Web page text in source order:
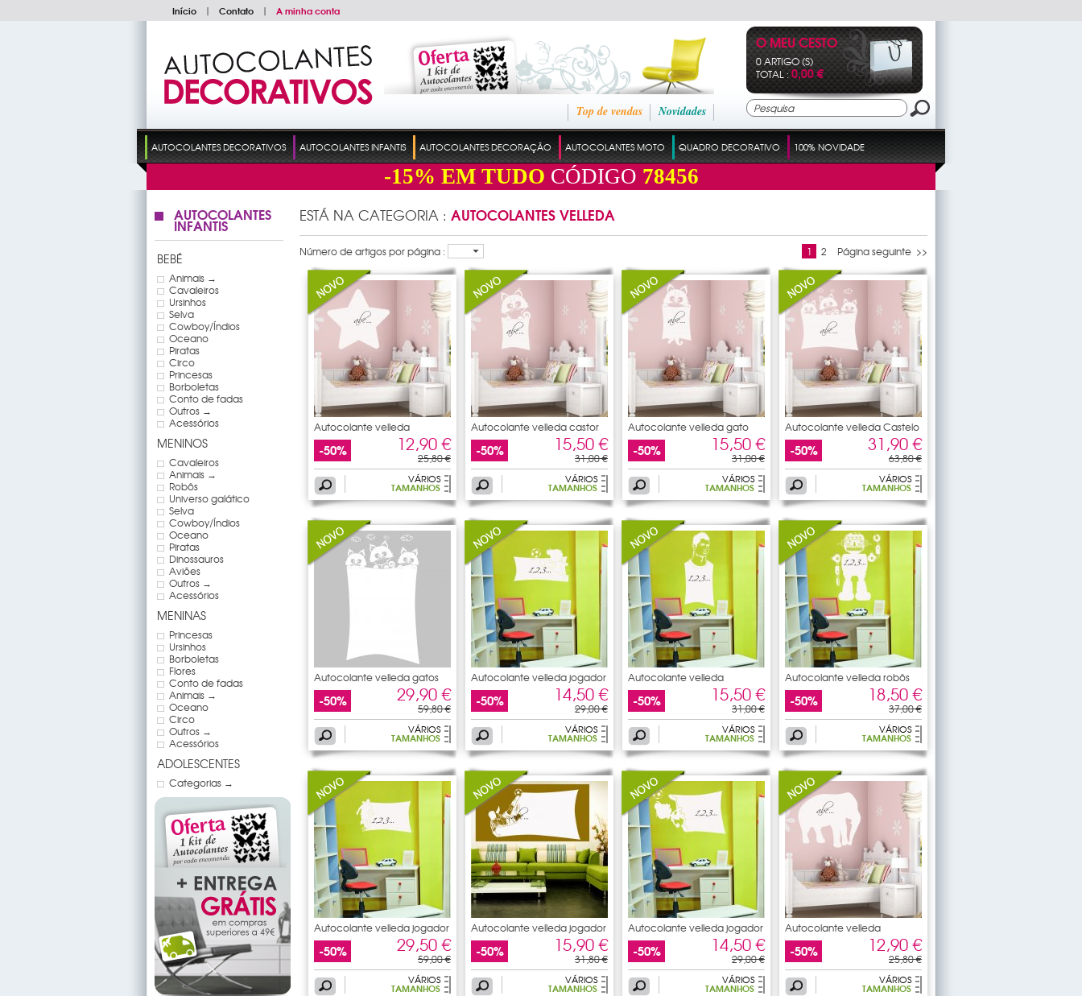
Início | Contato | A minha conta
Novidades
Top de vendas
O MEU CESTO
0 ARTIGO (S)
TOTAL :0,00 €
AUTOCOLANTES DECORATIVOS AUTOCOLANTES INFANTIS AUTOCOLANTES DECORAÇÃO AUTOCOLANTES MOTO QUADRO DECORATIVO 100% NOVIDADE
-15% EM TUDO CÓDIGO 78456
AUTOCOLANTES
INFANTIS
BEBÉ
Animais →
Cavaleiros
Ursinhos
Selva
Cowboy/Índios
Oceano
Piratas
Circo
Princesas
Borboletas
Conto de fadas
Outros →
Acessórios
MENINOS
Cavaleiros
Animais →
Robôs
Universo galático
Selva
Cowboy/Índios
Oceano
Piratas
Dinossauros
Aviões
Outros →
Acessórios
MENINAS
Princesas
Ursinhos
Borboletas
Flores
Conto de fadas
Animais →
Oceano
Circo
Outros →
Acessórios
ADOLESCENTES
Categorias →
ESTÁ NA CATEGORIA : AUTOCOLANTES VELLEDA
Número de artigos por página : 1 2 Página seguinte >>
Autocolante velleda
elefante
-50% 12,90 €
25,80 €
VÁRIOS
TAMANHOS
Autocolante velleda castor
-50% 15,50 €
31,00 €
VÁRIOS
TAMANHOS
Autocolante velleda gato
-50% 15,50 €
31,00 €
VÁRIOS
TAMANHOS
Autocolante velleda Castelo
-50% 31,90 €
63,80 €
VÁRIOS
TAMANHOS
Autocolante velleda gatos
-50% 29,90 €
59,80 €
VÁRIOS
TAMANHOS
Autocolante velleda jogador
de
-50% 14,50 €
29,00 €
VÁRIOS
TAMANHOS
Autocolante velleda
caranguejo
-50% 15,50 €
31,00 €
VÁRIOS
TAMANHOS
Autocolante velleda robôs
-50% 18,50 €
37,00 €
VÁRIOS
TAMANHOS
Autocolante velleda jogador
de
-50% 29,50 €
59,00 €
VÁRIOS
TAMANHOS
Autocolante velleda jogador
de
-50% 15,90 €
31,80 €
VÁRIOS
TAMANHOS
Autocolante velleda jogador
de
-50% 14,50 €
29,00 €
VÁRIOS
TAMANHOS
Autocolante velleda
Dinosaurs
-50% 12,90 €
25,80 €
VÁRIOS
TAMANHOS